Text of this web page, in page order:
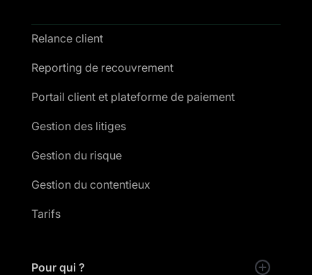
Relance client
Reporting de recouvrement
Portail client et plateforme de paiement
Gestion des litiges
Gestion du risque
Gestion du contentieux
Tarifs
Pour qui ?